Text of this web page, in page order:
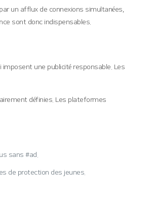
un afflux de connexions simultanées,
sont donc indispensables.
imposent une publicité responsable. Les
définies. Les plateformes
sans #ad.
de protection des jeunes.